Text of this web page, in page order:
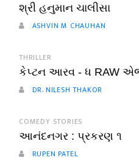
શ્રી હનુમાન ચાલીસા
ASHVIN M CHAUHAN
THRILLER
કેપ્ટન આરવ - ધ RAW
DR. NILESH THAKOR
COMEDY STORIES
આનંદનગર : પ્રકરણ ૧
RUPEN PATEL